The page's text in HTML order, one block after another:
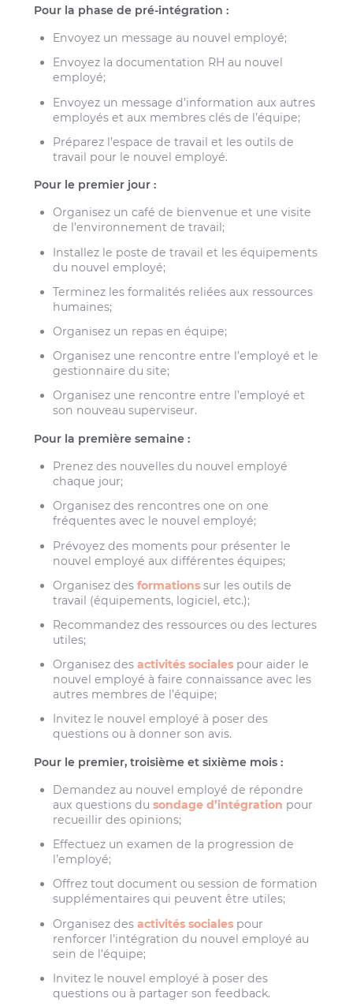
Pour la phase de pré-intégration :
Envoyez un message au nouvel employé;
Envoyez la documentation RH au nouvel
employé;
Envoyez un message d’information aux autres
employés et aux membres clés de l’équipe;
Préparez l’espace de travail et les outils de
travail pour le nouvel employé.
Pour le premier jour :
Organisez un café de bienvenue et une visite
de l’environnement de travail;
Installez le poste de travail et les équipements
du nouvel employé;
Terminez les formalités reliées aux ressources
humaines;
Organisez un repas en équipe;
Organisez une rencontre entre l’employé et le
gestionnaire du site;
Organisez une rencontre entre l’employé et
son nouveau superviseur.
Pour la première semaine :
Prenez des nouvelles du nouvel employé
chaque jour;
Organisez des rencontres one on one
fréquentes avec le nouvel employé;
Prévoyez des moments pour présenter le
nouvel employé aux différentes équipes;
Organisez desformations sur les outils de
travail (équipements, logiciel, etc.);
Recommandez des ressources ou des lectures
utiles;
Organisez desactivités sociales pour aider le
nouvel employé à faire connaissance avec les
autres membres de l’équipe;
Invitez le nouvel employé à poser des
questions ou à donner son avis.
Pour le premier, troisième et sixième mois :
Demandez au nouvel employé de répondre
aux questions dusondage d’intégration pour
recueillir des opinions;
Effectuez un examen de la progression de
l’employé;
Offrez tout document ou session de formation
supplémentaires qui peuvent être utiles;
Organisez desactivités sociales pour
renforcer l’intégration du nouvel employé au
sein de l’équipe;
Invitez le nouvel employé à poser des
questions ou à partager son feedback.